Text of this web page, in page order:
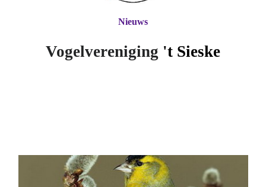
Vogelvereniging 't Sieske
Nieuws